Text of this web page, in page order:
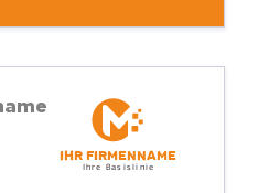
Ihr Firmenname
Ihre Basislinie